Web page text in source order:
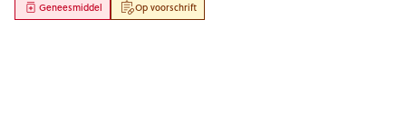
Op voorschrift
Geneesmiddel